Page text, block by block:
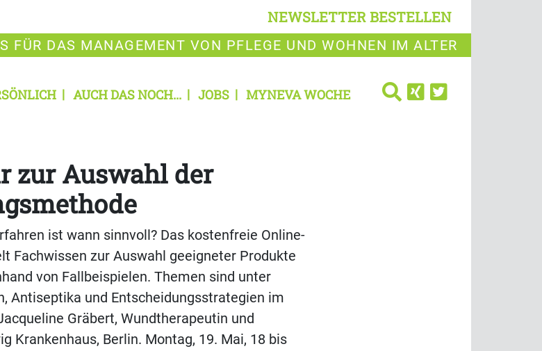
NEWSLETTER BESTELLEN
FÜR DAS MANAGEMENT VON PFLEGE UND WOHNEN IM ALTER
AUCH DAS NOCH... JOBS MYNEVA WOCHE
zur Auswahl der
ist wann sinnvoll? Das kostenfreie Online-
Fachwissen zur Auswahl geeigneter Produkte
von Fallbeispielen. Themen sind unter
Antiseptika und Entscheidungsstrategien im
Gräbert, Wundtherapeutin und
Krankenhaus, Berlin. Montag, 19. Mai, 18 bis